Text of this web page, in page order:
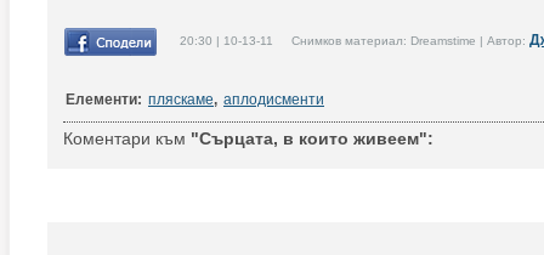
20:30 | 10-13-11 Снимков материал: Dreamstime | Автор:
Елементи: пляскаме, аплодисменти
Коментари към "Сърцата, в които живеем":